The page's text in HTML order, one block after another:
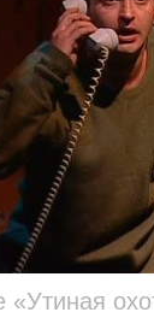
«Утиная